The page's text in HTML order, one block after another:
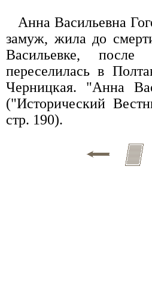
Анна Васильевна
замуж, жила до
Васильевке,
переселилась в
Черницкая. "Анна
("Исторический
стр. 190).